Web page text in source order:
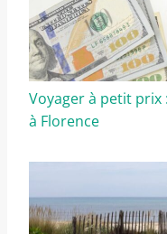
Voyager à petit prix
à Florence